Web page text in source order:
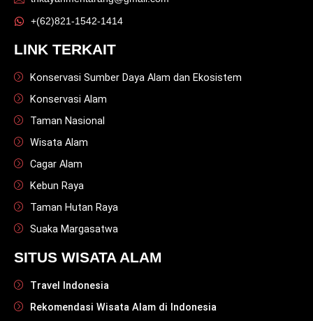
+(62)821-1542-1414
LINK TERKAIT
Konservasi Sumber Daya Alam dan Ekosistem
Konservasi Alam
Taman Nasional
Wisata Alam
Cagar Alam
Kebun Raya
Taman Hutan Raya
Suaka Margasatwa
SITUS WISATA ALAM
Travel Indonesia
Rekomendasi Wisata Alam di Indonesia